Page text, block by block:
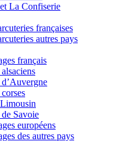
La Confiserie
françaises
autres pays
français
Savoie
européens
des autres pays